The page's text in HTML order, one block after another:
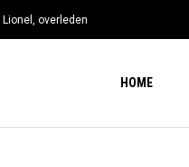
overleden
HOME